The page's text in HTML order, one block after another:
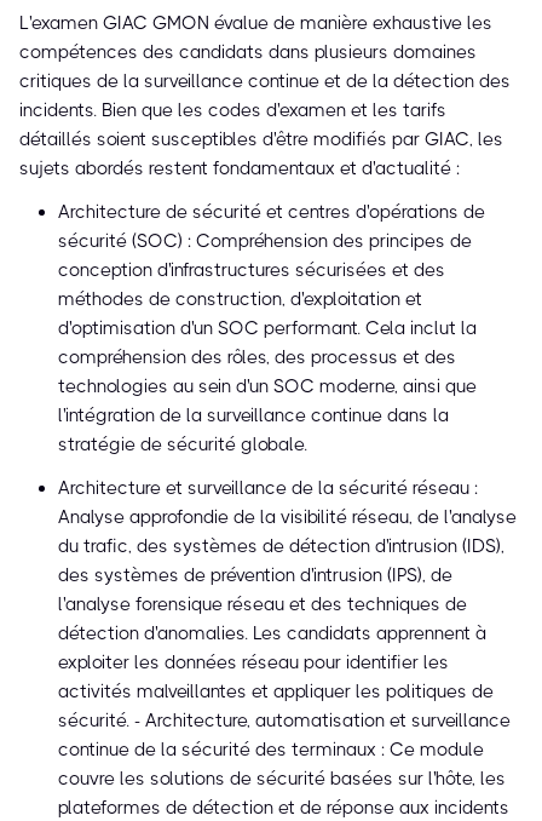
L'examen GIAC GMON évalue de manière exhaustive les
compétences des candidats dans plusieurs domaines
critiques de la surveillance continue et de la détection des
incidents. Bien que les codes d'examen et les tarifs
détaillés soient susceptibles d'être modifiés par GIAC, les
sujets abordés restent fondamentaux et d'actualité :
Architecture de sécurité et centres d'opérations de
sécurité (SOC) : Compréhension des principes de
conception d'infrastructures sécurisées et des
méthodes de construction, d'exploitation et
d'optimisation d'un SOC performant. Cela inclut la
compréhension des rôles, des processus et des
technologies au sein d'un SOC moderne, ainsi que
l'intégration de la surveillance continue dans la
stratégie de sécurité globale.
Architecture et surveillance de la sécurité réseau :
Analyse approfondie de la visibilité réseau, de l'analyse
du trafic, des systèmes de détection d'intrusion (IDS),
des systèmes de prévention d'intrusion (IPS), de
l'analyse forensique réseau et des techniques de
détection d'anomalies. Les candidats apprennent à
exploiter les données réseau pour identifier les
activités malveillantes et appliquer les politiques de
sécurité. - Architecture, automatisation et surveillance
continue de la sécurité des terminaux : Ce module
couvre les solutions de sécurité basées sur l'hôte, les
plateformes de détection et de réponse aux incidents